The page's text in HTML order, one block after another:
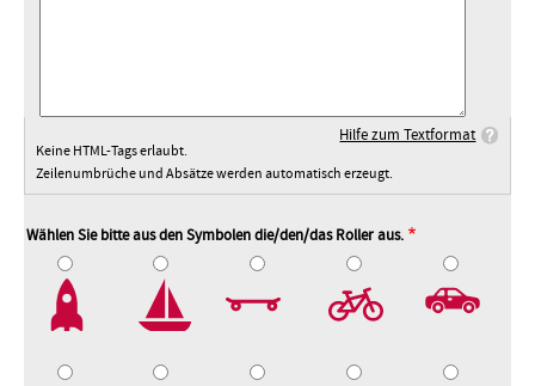
Hilfe zum Textformat
Keine HTML-Tags erlaubt.
Zeilenumbrüche und Absätze werden automatisch erzeugt.
Wählen Sie bitte aus den Symbolen die/den/das Roller aus.